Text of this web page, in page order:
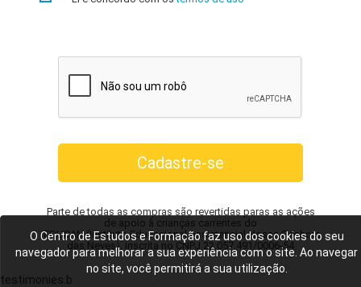
Parte de todas as compras são revertidas paras as ações
de apoio à crianças carrentes do
IEDUCAN (Instituto Educacional Assistencial Nossa Senhora
das Neves), inscrita no CNPJ 22.057.491/0006-54
testimonies.b
O Centro de Estudos e Formação faz uso dos cookies do seu
navegador para melhorar a sua experiência com o site. Ao navegar
no site, você permitirá a sua utilização.